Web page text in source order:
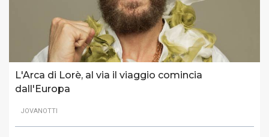
L'Arca di Lorè, al via il viaggio comincia
dall'Europa
JOVANOTTI